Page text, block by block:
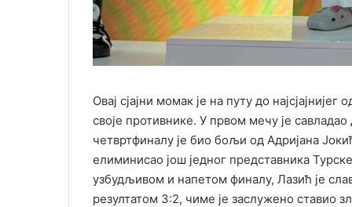
Овај сјајни момак је на путу до
своје противнике. У првом мечу је
четвртфиналу је био бољи од Адријана
елиминисао још једног представника
узбудљивом и напетом финалу, Лазић је
резултатом 3:2, чиме је заслужено ставио